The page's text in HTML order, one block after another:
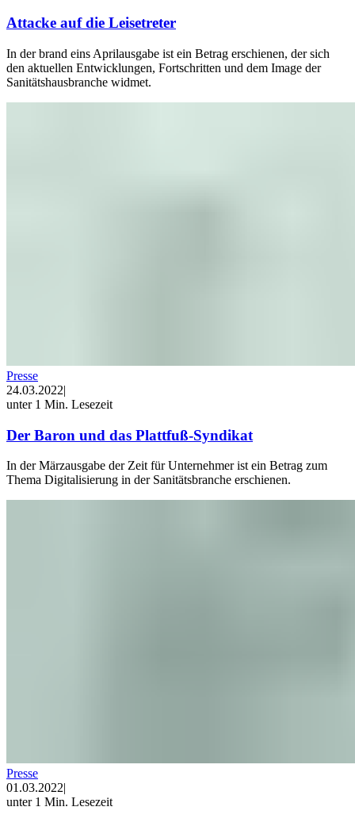
Attacke auf die Leisetreter
In der brand eins Aprilausgabe ist ein Betrag erschienen, der sich
den aktuellen Entwicklungen, Fortschritten und dem Image der
Sanitätshausbranche widmet.
Presse
24.03.2022|
unter 1 Min. Lesezeit
Der Baron und das Plattfuß-Syndikat
In der Märzausgabe der Zeit für Unternehmer ist ein Betrag zum
Thema Digitalisierung in der Sanitätsbranche erschienen.
Presse
01.03.2022|
unter 1 Min. Lesezeit